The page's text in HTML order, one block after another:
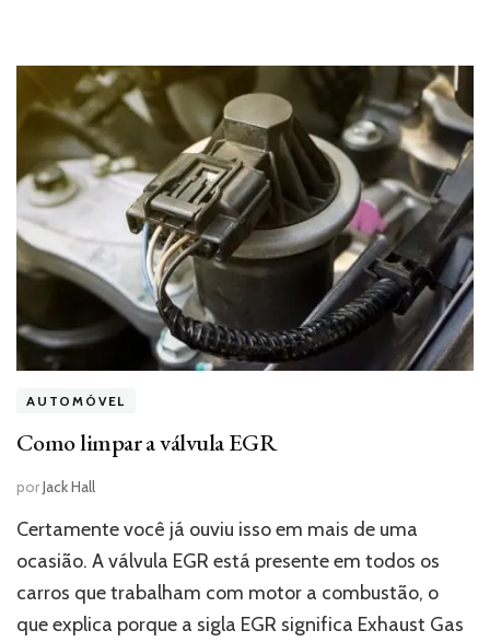
AUTOMÓVEL
Como limpar a válvula EGR
porJack Hall
Certamente você já ouviu isso em mais de uma
ocasião. A válvula EGR está presente em todos os
carros que trabalham com motor a combustão, o
que explica porque a sigla EGR significa Exhaust Gas